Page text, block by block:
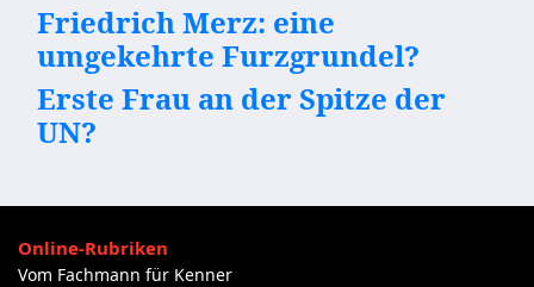
Friedrich Merz: eine
umgekehrte Furzgrundel?
Erste Frau an der Spitze der
UN?
Online-Rubriken
Vom Fachmann für Kenner